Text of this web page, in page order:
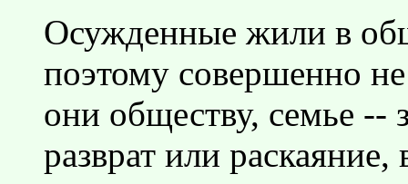
Осужденные жили в
поэтому совершенно
они обществу, семье --
разврат или